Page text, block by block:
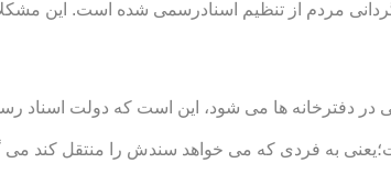
مردم از تنظیم اسنادرسمی شده است. این
در دفترخانه ها می شود، این است که دولت اسناد
به فردی که می خواهد سندش را منتقل کند می